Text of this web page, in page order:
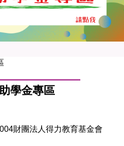
學金專區
財團法人得力教育基金會